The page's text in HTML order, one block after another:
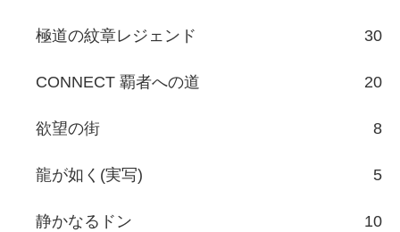
極道の紋章レジェンド 30
CONNECT 覇者への道 20
欲望の街 8
龍が如く(実写) 5
静かなるドン 10